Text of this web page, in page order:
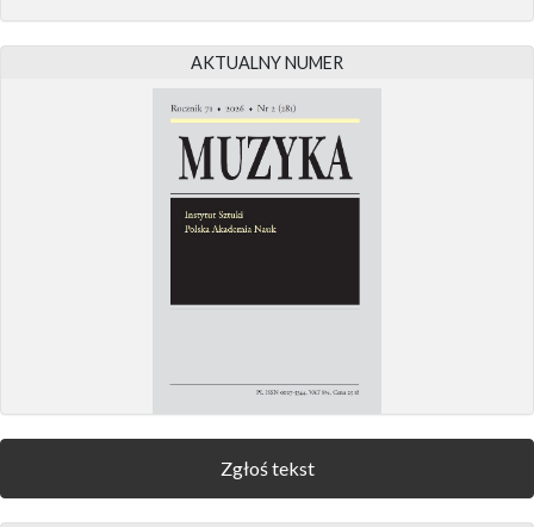
AKTUALNY NUMER
Zgłoś tekst